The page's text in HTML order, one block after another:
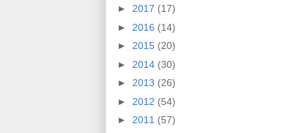
► 2017 (17)
► 2016 (14)
► 2015 (20)
► 2014 (30)
► 2013 (26)
► 2012 (54)
► 2011 (57)